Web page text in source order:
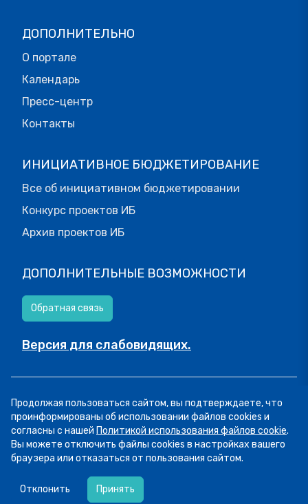
ДОПОЛНИТЕЛЬНО
О портале
Календарь
Пресс-центр
Контакты
ИНИЦИАТИВНОЕ БЮДЖЕТИРОВАНИЕ
Все об инициативном бюджетировании
Конкурс проектов ИБ
Архив проектов ИБ
ДОПОЛНИТЕЛЬНЫЕ ВОЗМОЖНОСТИ
Обратная связь
Версия для слабовидящих.
Все права защищены.Пользовательское соглашение
Сегодня рассказываем о курсе «Семейный
Продолжая пользоваться сайтом, вы подтверждаете, что
проинформированы об использовании файлов cookies и
согласны с нашей Политикой использования файлов cookie.
Вы можете отключить файлы cookies в настройках вашего
браузера или отказаться от пользования сайтом.
Отклонить Принять